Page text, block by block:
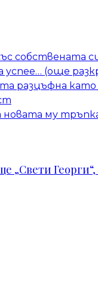
собствената
успее… (още
разцъфна
новата му